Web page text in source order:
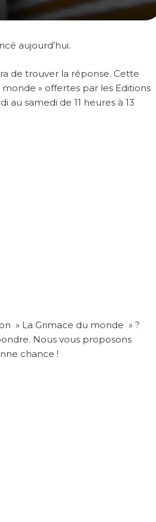
aujourd’hui.
de trouver la réponse. Cette
» offertes par les Editions
au samedi de 11 heures à 13
» La Grimace du monde » ?
Nous vous proposons
chance !